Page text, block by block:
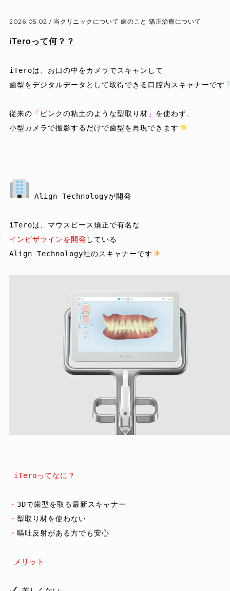
2026.05.02 / 当クリニックについて 歯のこと 矯正治療について
iTeroって何？？
iTeroは、お口の中をカメラでスキャンして
歯型をデジタルデータとして取得できる口腔内スキャナーです
従来の 「 ピンクの粘土のような型取り材 」 を使わず、
小型カメラで撮影するだけで歯型を再現できます
Align Technologyが開発
インビザラインを開発 している
Align Technology社のスキャナーです
iTeroってなに？
・
・
・ 嘔吐反射がある方でも安心
メリット